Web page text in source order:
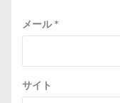
メール*
サイト